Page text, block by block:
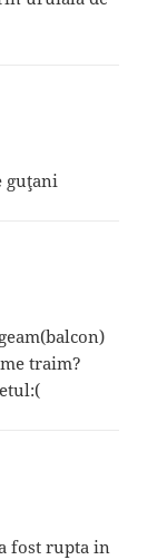
guţani
traim?
fost rupta in